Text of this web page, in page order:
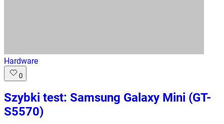
Hardware
0
Szybki test: Samsung Galaxy Mini (GT-
S5570)